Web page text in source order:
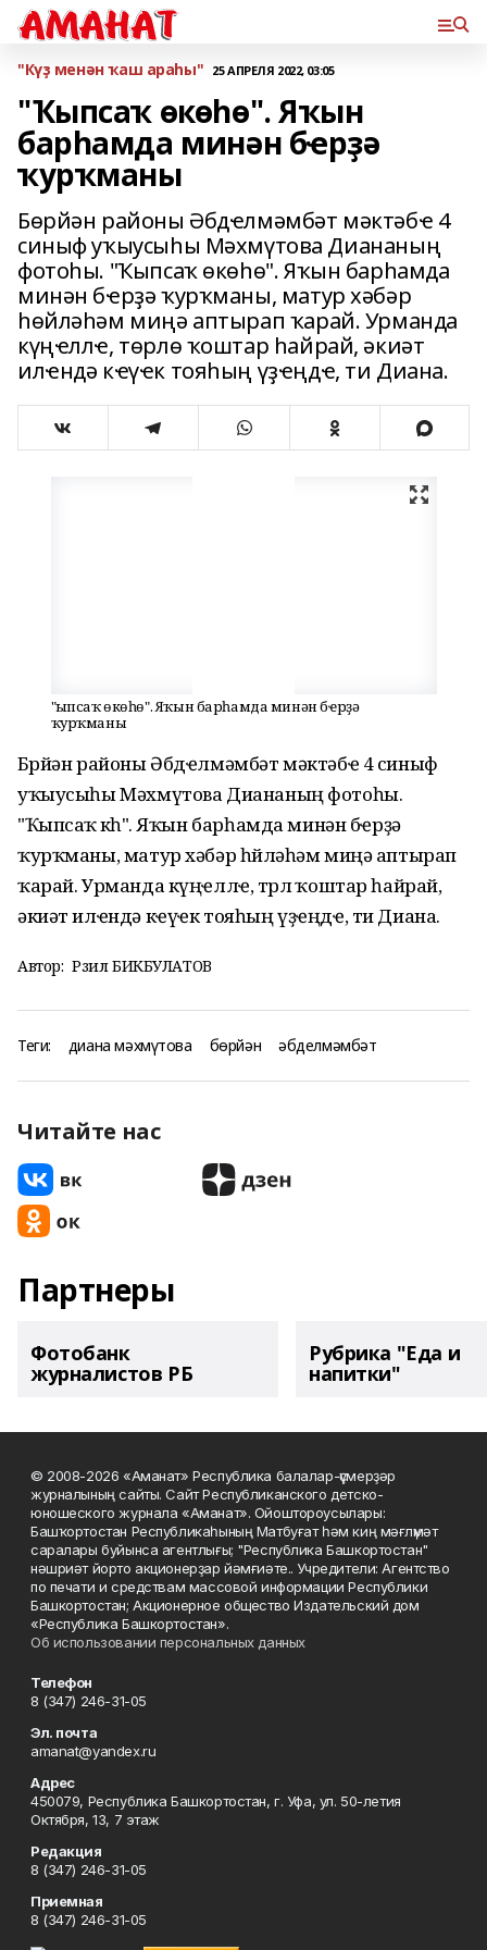
"Күҙ менән ҡаш араһы" 25 АПРЕЛЯ 2022, 03:05
"Ҡыпсаҡ өкөһө". Яҡын
барһамда минән бҽрҙә
ҡурҡманы
Бөрйән районы Әбдҽлмәмбәт мәктәбҽ 4
синыф уҡыусыһы Мәхмүтова Диананың
фотоһы. "Ҡыпсаҡ өкөһө". Яҡын барһамда
минән бҽрҙә ҡурҡманы, матур хәбәр
һөйләһәм миңә аптырап ҡарай. Урманда
күңҽллҽ, төрлө ҡоштар һайрай, әкиәт
илҽндә кҽүҽк тояһың үҙҽңдҽ, ти Диана.
"Ҡыпсаҡ өкөһө". Яҡын барһамда минән бҽрҙә
ҡурҡманы
Бөрйән районы Әбдҽлмәмбәт мәктәбҽ 4 синыф
уҡыусыһы Мәхмүтова Диананың фотоһы.
"Ҡыпсаҡ өкөһө". Яҡын барһамда минән бҽрҙә
ҡурҡманы, матур хәбәр һөйләһәм миңә аптырап
ҡарай. Урманда күңҽллҽ, төрлө ҡоштар һайрай,
әкиәт илҽндә кҽүҽк тояһың үҙҽңдҽ, ти Диана.
Автор: Рәзил БИКБУЛАТОВ
Теги: диана мәхмүтова бөрйән әбделмәмбәт
Читайте нас
Партнеры
Фотобанк
журналистов РБ
Рубрика "Еда и
напитки"
© 2008-2026 «Аманат» Республика балалар-үҫмерҙәр
журналының сайты. Сайт Республиканского детско-
юношеского журнала «Аманат». Ойоштороусылары:
Башҡортостан Республикаһының Матбуғат һәм киң мәғлүмәт
саралары буйынса агентлығы; "Республика Башкортостан"
нәшриәт йорто акционерҙар йәмғиәте.. Учредители: Агентство
по печати и средствам массовой информации Республики
Башкортостан; Акционерное общество Издательский дом
«Республика Башкортостан».
Об использовании персональных данных
Телефон
8 (347) 246-31-05
Эл. почта
amanat@yandex.ru
Адрес
450079, Республика Башкортостан, г. Уфа, ул. 50-летия
Октября, 13, 7 этаж
Редакция
8 (347) 246-31-05
Приемная
8 (347) 246-31-05